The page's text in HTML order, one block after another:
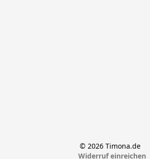
© 2026 Timona.de
Widerruf einreichen